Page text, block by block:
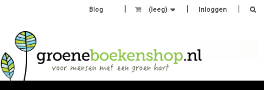
Inloggen
(leeg)
Blog